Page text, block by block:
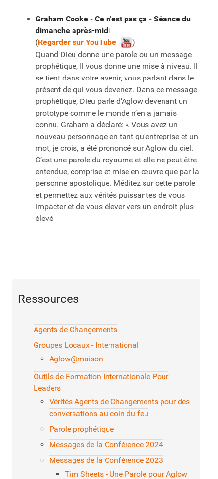
Graham Cooke - Ce n’est pas ça - Séance du
dimanche après-midi
(Regarder sur YouTube
)
Quand Dieu donne une parole ou un message
prophétique, Il vous donne une mise à niveau. Il
se tient dans votre avenir, vous parlant dans le
présent de qui vous devenez. Dans ce message
prophétique, Dieu parle d’Aglow devenant un
prototype comme le monde n’en a jamais
connu. Graham a déclaré: « Vous avez un
nouveau personnage en tant qu’entreprise et un
mot, je crois, a été prononcé sur Aglow du ciel.
C’est une parole du royaume et elle ne peut être
entendue, comprise et mise en œuvre que par la
personne apostolique. Méditez sur cette parole
et permettez aux vérités puissantes de vous
impacter et de vous élever vers un endroit plus
élevé.
Ressources
Agents de Changements
Groupes Locaux - International
Aglow@maison
Outils de Formation Internationale Pour
Leaders
Vérités Agents de Changements pour des
conversations au coin du feu
Parole prophétique
Messages de la Conférence 2024
Messages de la Conférence 2023
Tim Sheets - Une Parole pour Aglow